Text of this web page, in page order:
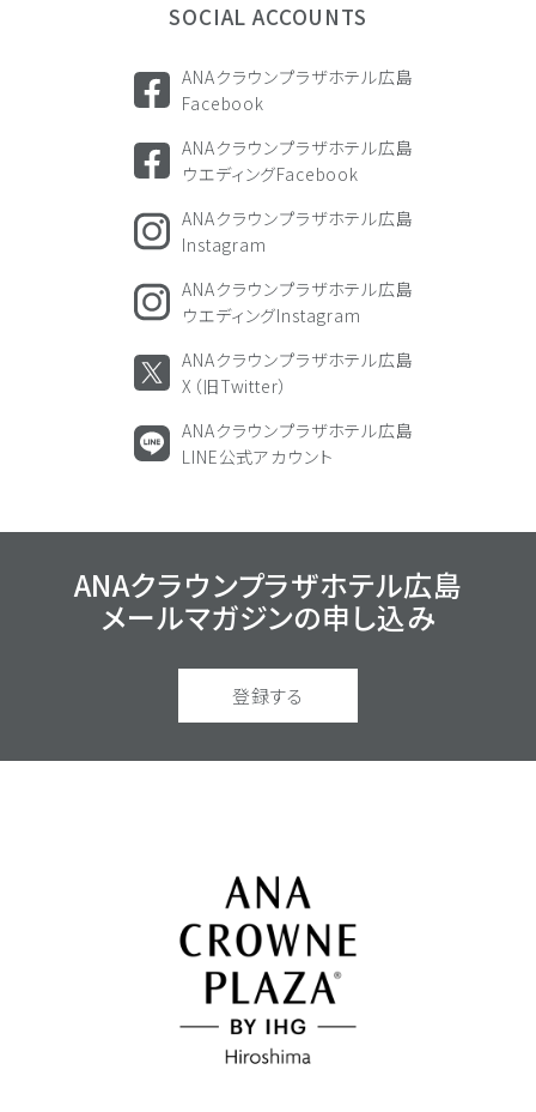
SOCIAL ACCOUNTS
ANAクラウンプラザホテル広島
Facebook
ANAクラウンプラザホテル広島
ウエディングFacebook
ANAクラウンプラザホテル広島
Instagram
ANAクラウンプラザホテル広島
ウエディングInstagram
ANAクラウンプラザホテル広島
X（旧Twitter）
ANAクラウンプラザホテル広島
LINE公式アカウント
ANAクラウンプラザホテル広島
メールマガジンの申し込み
登録する